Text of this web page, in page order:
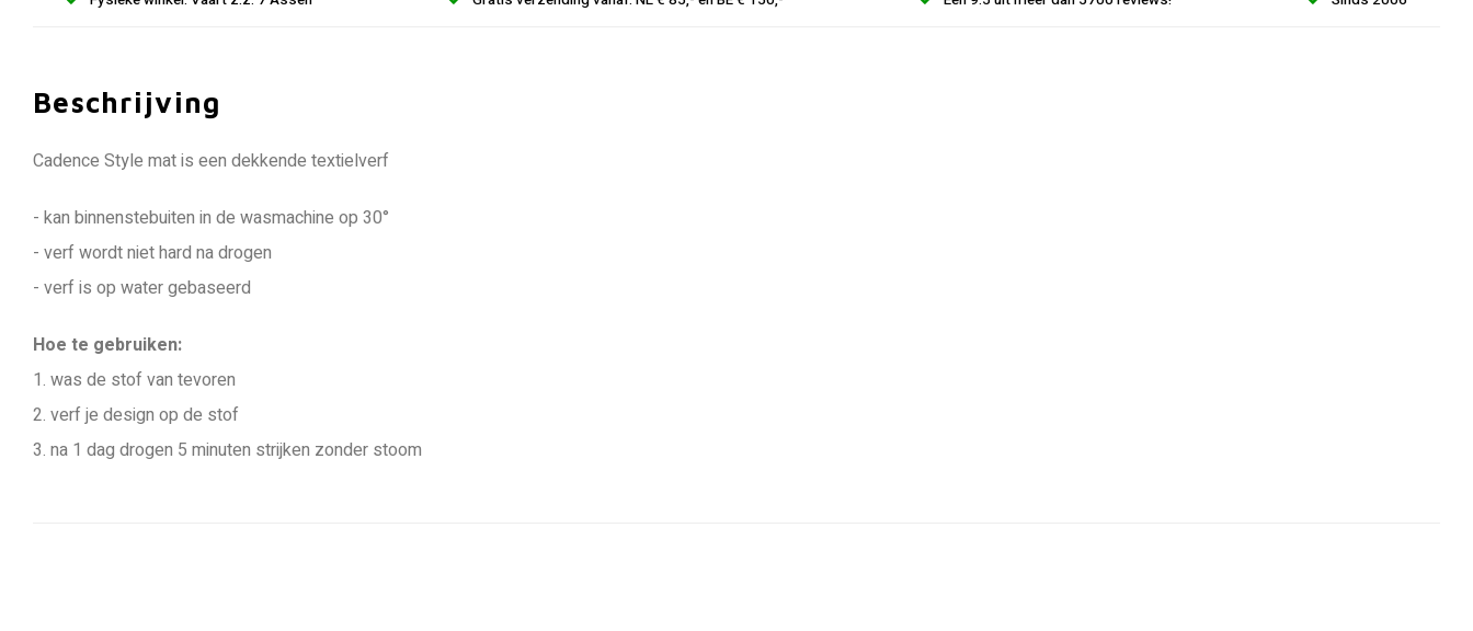
Beschrijving
Cadence Style mat is een dekkende textielverf
- kan binnenstebuiten in de wasmachine op 30°
- verf wordt niet hard na drogen
- verf is op water gebaseerd
Hoe te gebruiken:
1. was de stof van tevoren
2. verf je design op de stof
3. na 1 dag drogen 5 minuten strijken zonder stoom